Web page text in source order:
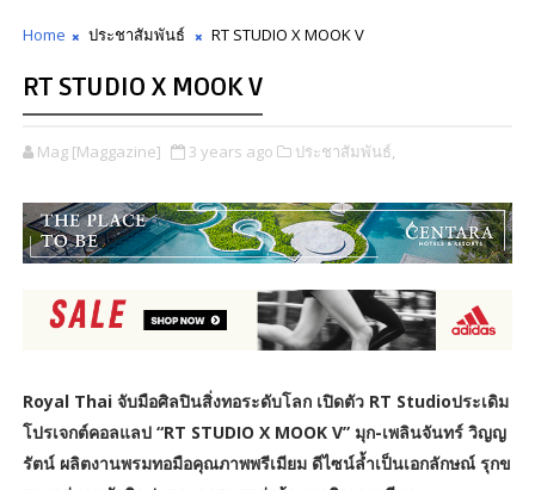
Home ประชาสัมพันธ์ RT STUDIO X MOOK V
RT STUDIO X MOOK V
Mag [Maggazine] 3 years ago ประชาสัมพันธ์,
Royal Thai จับมือศิลปินสิ่งทอระดับโลก เปิดตัว RT Studioประเดิม
โปรเจกต์คอลแลป “RT STUDIO X MOOK V” มุก-เพลินจันทร์ วิญญ
รัตน์ ผลิตงานพรมทอมือคุณภาพพรีเมียม ดีไซน์ล้ำเป็นเอกลักษณ์ รุกข